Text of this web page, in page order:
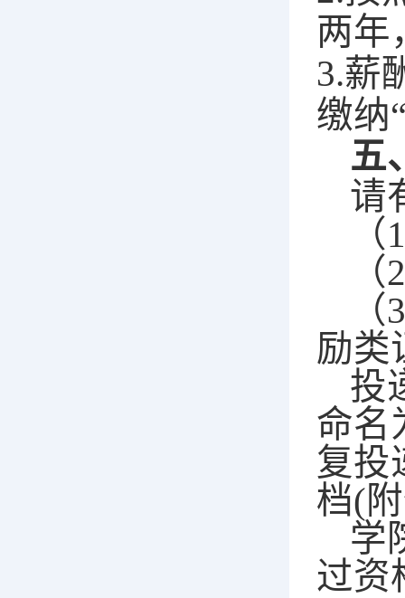
两年
3.薪
缴纳
五
请
（
（
（
励类
投
命名
复投
档(
学
过资